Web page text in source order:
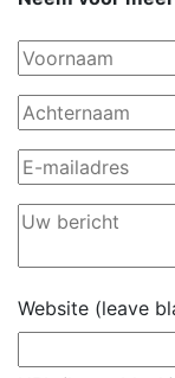
Website (leave